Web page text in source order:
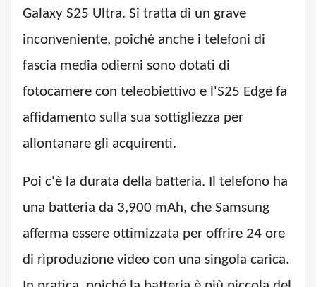
Galaxy S25 Ultra. Si tratta di un grave
inconveniente, poiché anche i telefoni di
fascia media odierni sono dotati di
fotocamere con teleobiettivo e l'S25 Edge fa
affidamento sulla sua sottigliezza per
allontanare gli acquirenti.
Poi c'è la durata della batteria. Il telefono ha
una batteria da 3,900 mAh, che Samsung
afferma essere ottimizzata per offrire 24 ore
di riproduzione video con una singola carica.